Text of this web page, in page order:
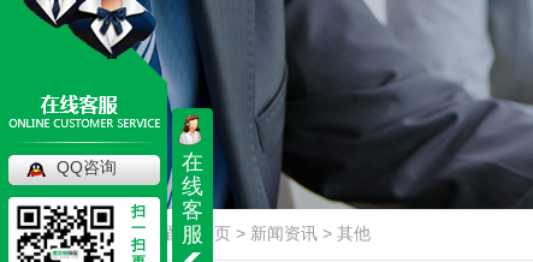
当前位置：首页 > 新闻资讯 > 其他
在
线
客
服
QQ咨询
扫
一
扫